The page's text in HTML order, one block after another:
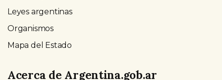
Leyes argentinas
Organismos
Mapa del Estado
Acerca de Argentina.gob.ar